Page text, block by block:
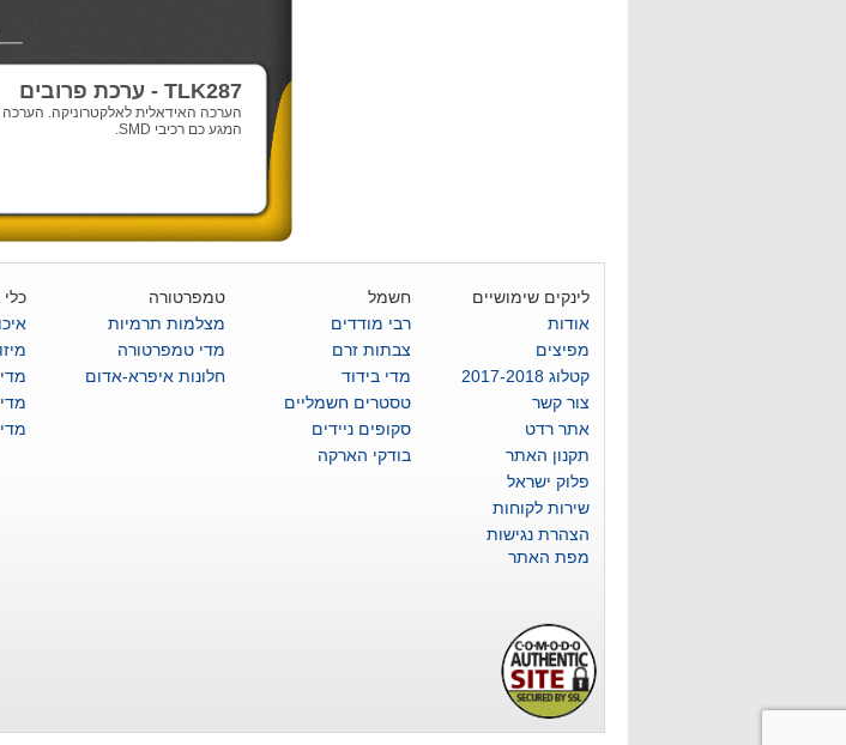
TLK287 - ערכת פרובים
הערכה האידאלית לאלקטרוניקה.
המגע כם רכיבי SMD
.
לינקים שימושיים
אודות
מפיצים
קטלוג 2017-2018
צור קשר
אתר רדט
תקנון האתר
פלוק ישראל
שירות לקוחות
הצהרת נגישות
מפת האתר
חשמל
רבי מודדים
צבתות זרם
מדי בידוד
טסטרים חשמליים
סקופים ניידים
בודקי הארקה
טמפרטורה
מצלמות תרמיות
מדי טמפרטורה
חלונות איפרא-אדום